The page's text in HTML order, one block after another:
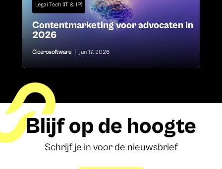
Legal Tech (IT & IP)
Contentmarketing voor advocaten in
2026
Cicerosoftware jun 17, 2026
Blijf op de hoogte
Schrijf je in voor de nieuwsbrief